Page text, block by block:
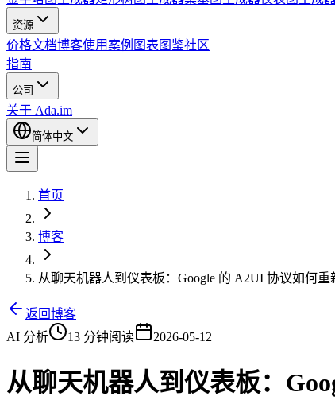
资源
价格文档博客使用案例 图表图鉴社区
指南
公司
关于 Ada.im
简体中文
首页
博客
从聊天机器人到仪表板：Google 的 A2UI 协议如何
返回博客
AI 分析
13 分钟阅读 2026-05-12
从聊天机器人到仪表板：